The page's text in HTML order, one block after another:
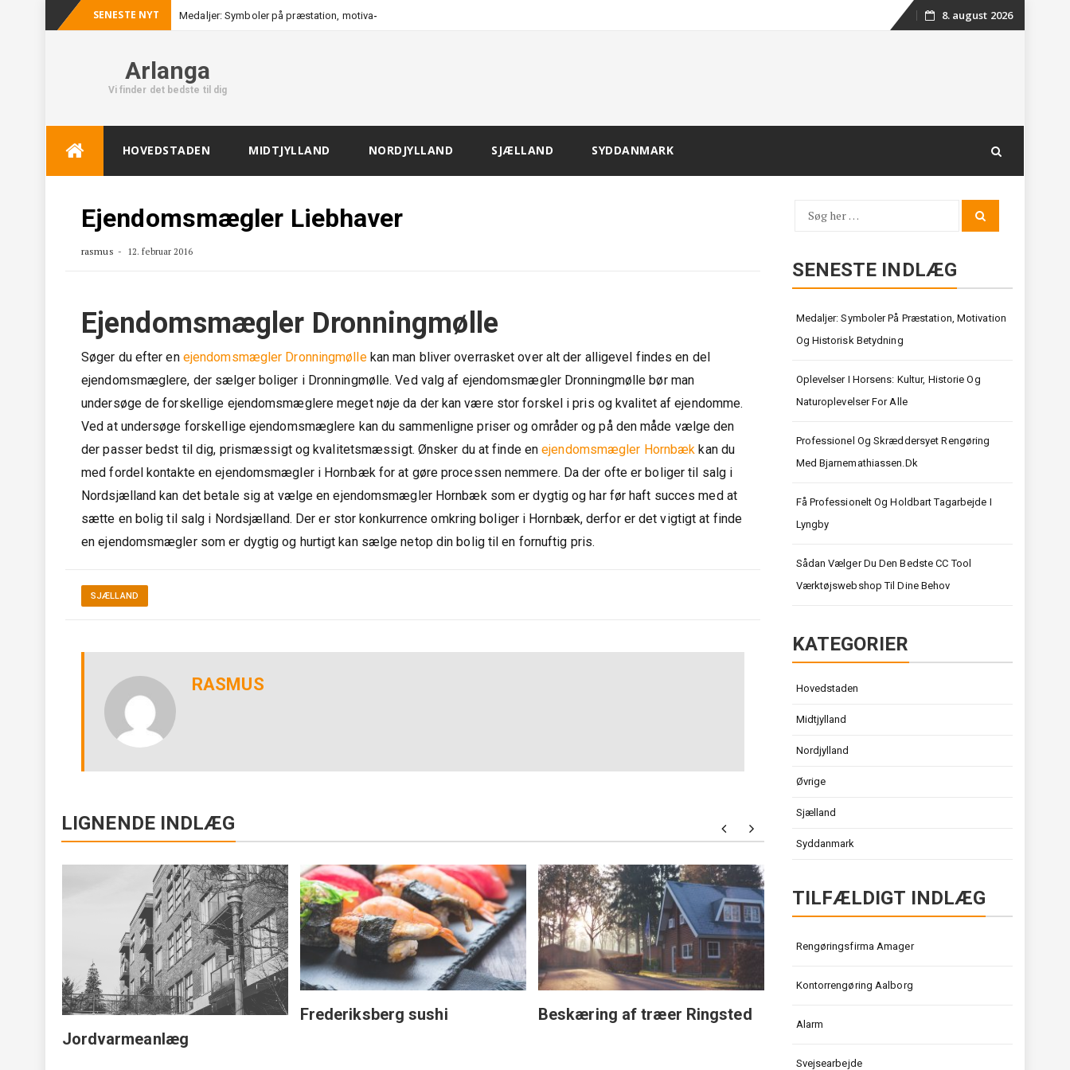
SENESTE NYT Medaljer: Symboler på præstation, motivation og
Skip
8. august 2026
Arlanga
Vi finder det bedste til dig
HOVEDSTADEN MIDTJYLLAND NORDJYLLAND SJÆLLAND SYDDANMARK
Ejendomsmægler Liebhaver
rasmus 12. februar 2016
Ejendomsmægler Dronningmølle
Søger du efter en ejendomsmægler Dronningmøllekan man bliver overrasket over alt der alligevel findes en del
ejendomsmæglere, der sælger boliger i Dronningmølle. Ved valg af ejendomsmægler Dronningmølle bør man
undersøge de forskellige ejendomsmæglere meget nøje da der kan være stor forskel i pris og kvalitet af ejendomme.
Ved at undersøge forskellige ejendomsmæglere kan du sammenligne priser og områder og på den måde vælge den
der passer bedst til dig, prismæssigt og kvalitetsmæssigt. Ønsker du at finde enejendomsmægler Hornbæk kan du
med fordel kontakte en ejendomsmægler i Hornbæk for at gøre processen nemmere. Da der ofte er boliger til salg i
Nordsjælland kan det betale sig at vælge en ejendomsmægler Hornbæk som er dygtig og har før haft succes med at
sætte en bolig til salg i Nordsjælland. Der er stor konkurrence omkring boliger i Hornbæk, derfor er det vigtigt at finde
en ejendomsmægler som er dygtig og hurtigt kan sælge netop din bolig til en fornuftig pris.
SJÆLLAND
RASMUS
LIGNENDE INDLÆG
Jordvarmeanlæg
Frederiksberg sushi Beskæring af træer Ringsted
Maler Valby
Search
SENESTE INDLÆG
Medaljer: Symboler På Præstation, Motivation
Og Historisk Betydning
Oplevelser I Horsens: Kultur, Historie Og
Naturoplevelser For Alle
Professionel Og Skræddersyet Rengøring
Med Bjarnemathiassen.dk
Få Professionelt Og Holdbart Tagarbejde I
Lyngby
Sådan Vælger Du Den Bedste CC Tool
Værktøjswebshop Til Dine Behov
KATEGORIER
Hovedstaden
Midtjylland
Nordjylland
Øvrige
Sjælland
Syddanmark
TILFÆLDIGT INDLÆG
Rengøringsfirma Amager
Kontorrengøring Aalborg
Alarm
Svejsearbejde